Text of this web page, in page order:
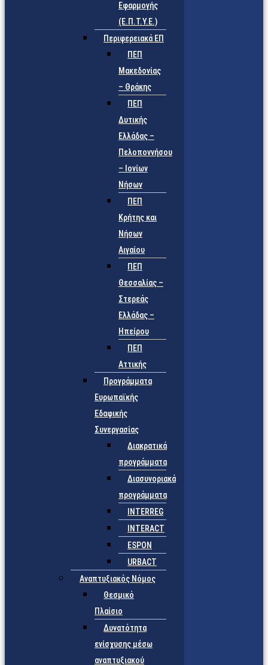
Εφαρμογής
(Ε.Π.Τ.Υ.Ε.)
Περιφερειακά ΕΠ
ΠΕΠ
Μακεδονίας
– Θράκης
ΠΕΠ
Δυτικής
Ελλάδας –
Πελοποννήσου
– Ιονίων
Νήσων
ΠΕΠ
Κρήτης και
Νήσων
Αιγαίου
ΠΕΠ
Θεσσαλίας –
Στερεάς
Ελλάδας –
Ηπείρου
ΠΕΠ
Αττικής
Προγράμματα
Ευρωπαϊκής
Εδαφικής
Συνεργασίας
Διακρατικά
προγράμματα
Διασυνοριακά
προγράμματα
INTERREG
INTERACT
ESPON
URBACT
Αναπτυξιακός Νόμος
Θεσμικό
Πλαίσιο
Δυνατότητα
ενίσχυσης μέσω
αναπτυξιακού